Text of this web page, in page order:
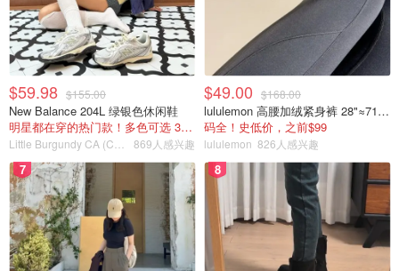
$59.98 $155.00
New Balance 204L 绿银色休闲鞋
明星都在穿的热门款！多色可选 3.8折
869人感兴趣
$49.00 $168.00
lululemon 高腰加绒紧身裤 28"≈71cm 5个口袋
码全！史低价，之前$99
lululemon 826人感兴趣
7 8